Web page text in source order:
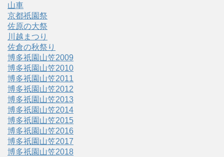
山車
京都祇園祭
佐原の大祭
川越まつり
佐倉の秋祭り
博多祇園山笠2009
博多祇園山笠2010
博多祇園山笠2011
博多祇園山笠2012
博多祇園山笠2013
博多祇園山笠2014
博多祇園山笠2015
博多祇園山笠2016
博多祇園山笠2017
博多祇園山笠2018